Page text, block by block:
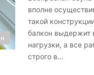
вполне
такой
балкон выдержит
нагрузки, а все
строго в…